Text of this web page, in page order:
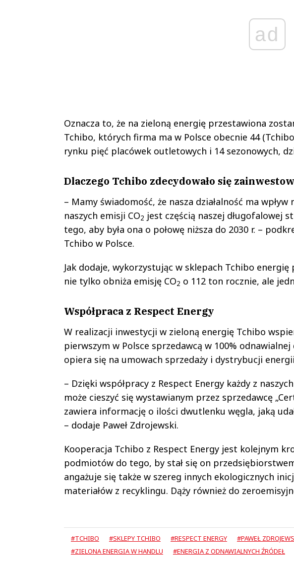
ad
Oznacza to, że na zieloną energię przestawiona
Tchibo, których firma ma w Polsce obecnie 44
rynku pięć placówek outletowych i 14 sezonowych,
Dlaczego Tchibo zdecydowało się
– Mamy świadomość, że nasza działalność ma
naszych emisji CO2 jest częścią naszej długofalowej
tego, aby była ona o połowę niższa do 2030 r. –
Tchibo w Polsce.
Jak dodaje, wykorzystując w sklepach Tchibo
nie tylko obniża emisję CO2 o 112 ton rocznie, ale
Współpraca z Respect Energy
W realizacji inwestycji w zieloną energię Tchibo
pierwszym w Polsce sprzedawcą w 100%
opiera się na umowach sprzedaży i dystrybucji
– Dzięki współpracy z Respect Energy każdy z
może cieszyć się wystawianym przez sprzedawcę
zawiera informację o ilości dwutlenku węgla, jaką
– dodaje Paweł Zdrojewski.
Kooperacja Tchibo z Respect Energy jest kolejnym
podmiotów do tego, by stał się on
angażuje się także w szereg innych ekologicznych
materiałów z recyklingu. Dąży również do
#TCHIBO #SKLEPY TCHIBO #RESPECT ENERGY #PAWEŁ
#ZIELONA ENERGIA W HANDLU
#ENERGIA Z ODNAWIALNYCH ŹRÓDEŁ